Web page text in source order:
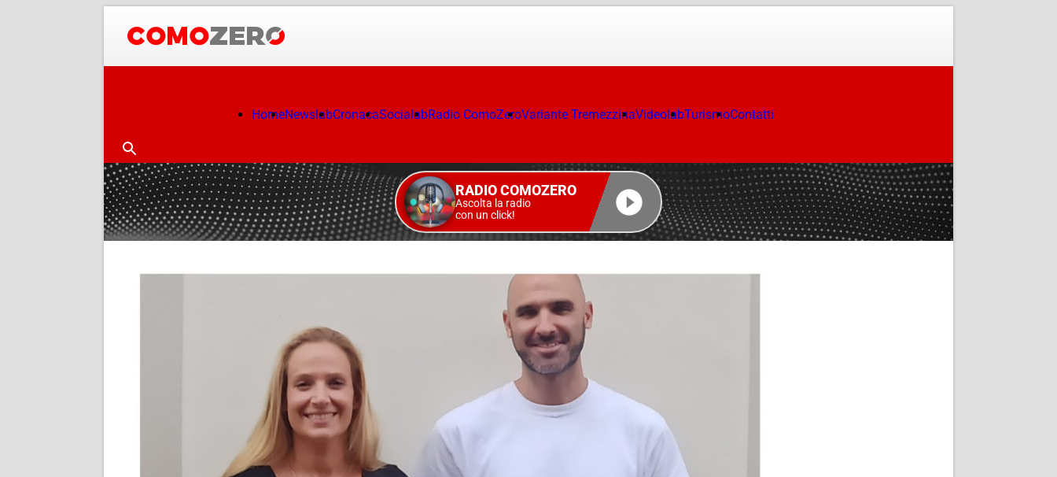
HomeNewslabCronacaSocialabRadio ComoZeroVariante TremezzinaVideolabTurismoContatti
RADIO COMOZERO
Ascolta la radio
con un click!